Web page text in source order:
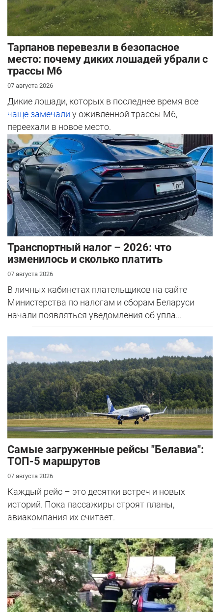
Тарпанов перевезли в безопасное
место: почему диких лошадей убрали с
трассы М6
07 августа 2026
Дикие лошади, которых в последнее время все
чаще замечали у оживленной трассы М6,
переехали в новое место.
Транспортный налог – 2026: что
изменилось и сколько платить
07 августа 2026
В личных кабинетах плательщиков на сайте
Министерства по налогам и сборам Беларуси
начали появляться уведомления об упла...
Самые загруженные рейсы "Белавиа":
ТОП-5 маршрутов
07 августа 2026
Каждый рейс – это десятки встреч и новых
историй. Пока пассажиры строят планы,
авиакомпания их считает.